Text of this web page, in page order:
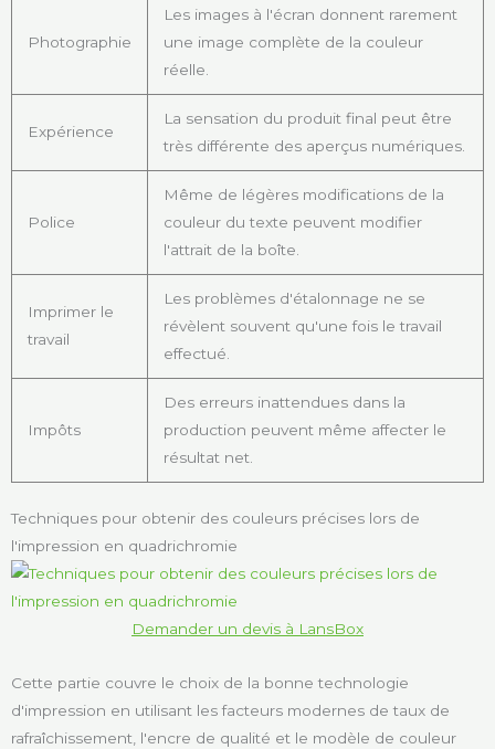
Photographie
Les images à l'écran donnent rarement
une image complète de la couleur
réelle.
Expérience
La sensation du produit final peut être
très différente des aperçus numériques.
Police
Même de légères modifications de la
couleur du texte peuvent modifier
l'attrait de la boîte.
Imprimer le
travail
Les problèmes d'étalonnage ne se
révèlent souvent qu'une fois le travail
effectué.
Impôts
Des erreurs inattendues dans la
production peuvent même affecter le
résultat net.
Techniques pour obtenir des couleurs précises lors de
l'impression en quadrichromie
Demander un devis à LansBox
Cette partie couvre le choix de la bonne technologie
d'impression en utilisant les facteurs modernes de taux de
rafraîchissement, l'encre de qualité et le modèle de couleur